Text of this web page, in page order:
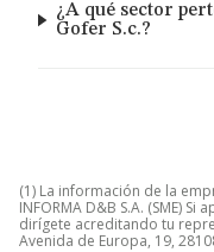
¿A qué sector
Gofer S.c.?
(1) La información de la
INFORMA D&B S.A. (SME)
dirígete acreditando tu
Avenida de Europa, 19,